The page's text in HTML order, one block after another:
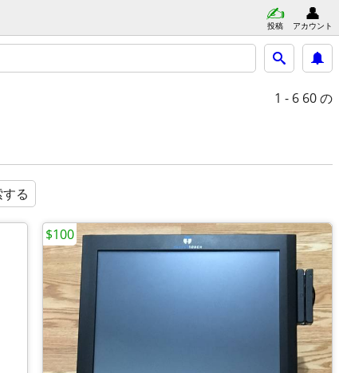
投稿 アカウント
1 - 6 60 の
る
$100